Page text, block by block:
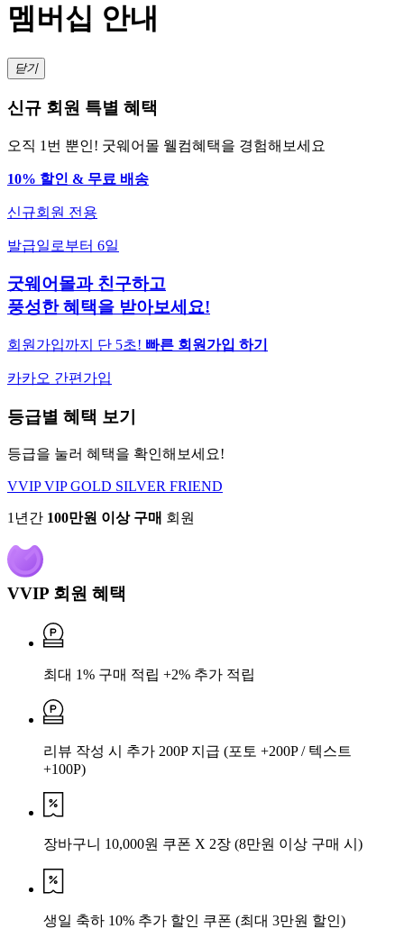
멤버십 안내
닫기
신규 회원 특별 혜택
오직 1번 뿐인! 굿웨어몰 웰컴혜택을 경험해보세요
10% 할인 & 무료 배송
신규회원 전용
발급일로부터 6일
굿웨어몰과 친구하고
풍성한 혜택을 받아보세요!
회원가입까지 단 5초! 빠른 회원가입 하기
카카오 간편가입
등급별 혜택 보기
등급을 눌러 혜택을 확인해보세요!
VVIP VIP GOLD SILVER FRIEND
1년간 100만원 이상 구매 회원
VVIP 회원 혜택
최대 1% 구매 적립 +2% 추가 적립
리뷰 작성 시 추가 200P 지급 (포토 +200P / 텍스트
+100P)
장바구니 10,000원 쿠폰 X 2장 (8만원 이상 구매 시)
생일 축하 10% 추가 할인 쿠폰 (최대 3만원 할인)